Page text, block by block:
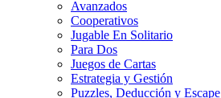
Avanzados
Cooperativos
Jugable En Solitario
Para Dos
Juegos de Cartas
Estrategia y Gestión
Puzzles, Deducción y Escape